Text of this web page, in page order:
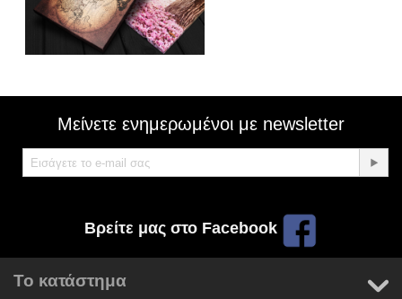
Μείνετε ενημερωμένοι με newsletter
Βρείτε μας στο Facebook
Το κατάστημα